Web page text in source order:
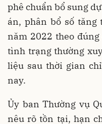
phê chuẩn bổ sung
án, phân bổ số tăng
năm 2022 theo
tình trạng thường
liệu sau thời gian
nay.
Ủy ban Thường vụ
nêu rõ tồn tại, hạn